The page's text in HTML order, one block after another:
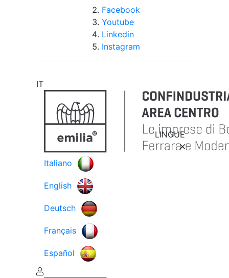
Facebook
Youtube
Linkedin
Instagram
IT
LINGUE
Italiano
English
Deutsch
Français
Español